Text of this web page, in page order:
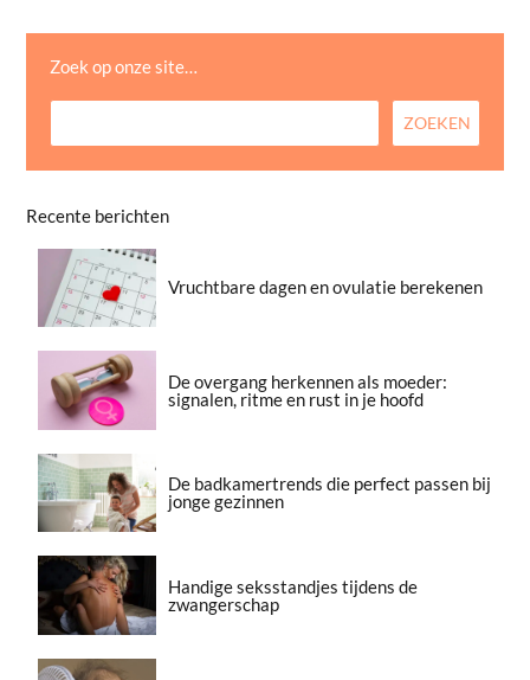
Zoek op onze site…
Recente berichten
Vruchtbare dagen en ovulatie berekenen
De overgang herkennen als moeder:
signalen, ritme en rust in je hoofd
De badkamertrends die perfect passen bij
jonge gezinnen
Handige seksstandjes tijdens de
zwangerschap